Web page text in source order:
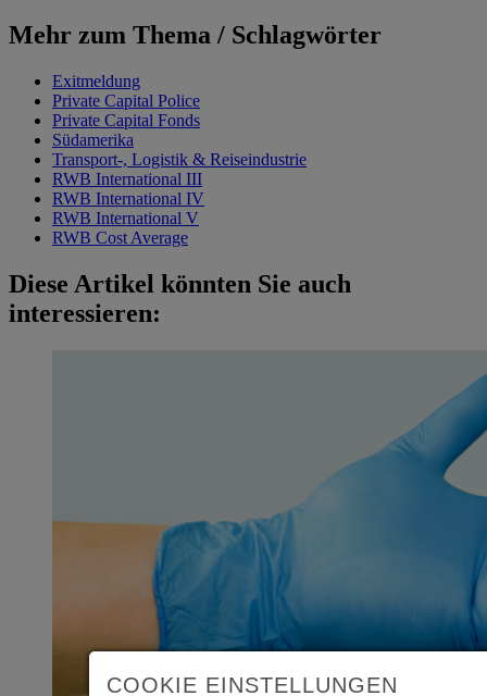
Mehr zum Thema / Schlagwörter
Exitmeldung
Private Capital Police
Private Capital Fonds
Südamerika
Transport-, Logistik & Reiseindustrie
RWB International III
RWB International IV
RWB International V
RWB Cost Average
Diese Artikel könnten Sie auch
interessieren:
COOKIE EINSTELLUNGEN